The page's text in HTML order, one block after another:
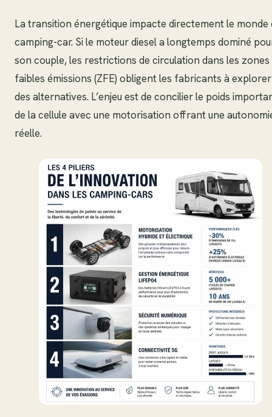
La transition énergétique impacte directement le monde
camping-car. Si le moteur diesel a longtemps dominé
son couple, les restrictions de circulation dans les zones
faibles émissions (ZFE) obligent les fabricants à explorer
des alternatives. L’enjeu est de concilier le poids
de la cellule avec une motorisation offrant une
réelle.